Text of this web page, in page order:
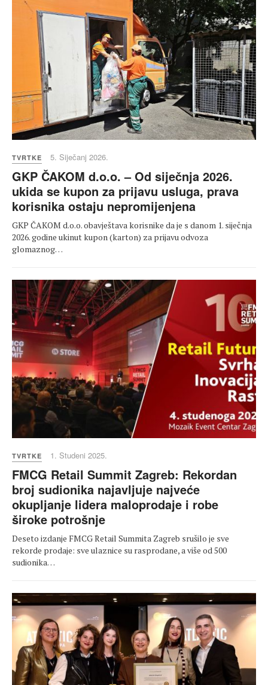
TVRTKE 5. Siječanj 2026.
GKP ČAKOM d.o.o. – Od siječnja 2026.
ukida se kupon za prijavu usluga, prava
korisnika ostaju nepromijenjena
GKP ČAKOM d.o.o. obavještava korisnike da je s danom 1. siječnja
2026. godine ukinut kupon (karton) za prijavu odvoza
glomaznog…
TVRTKE 1. Studeni 2025.
FMCG Retail Summit Zagreb: Rekordan
broj sudionika najavljuje najveće
okupljanje lidera maloprodaje i robe
široke potrošnje
Deseto izdanje FMCG Retail Summita Zagreb srušilo je sve
rekorde prodaje: sve ulaznice su rasprodane, a više od 500
sudionika…